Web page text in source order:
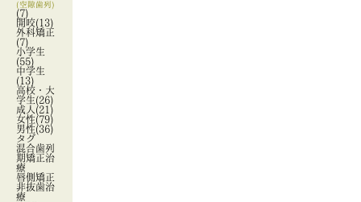
(空隙歯列)
(7)
開咬(13)
外科矯正
(7)
小学生
(55)
中学生
(13)
高校・大
学生(26)
成人 (21)
女性(79)
男性(36)
タグ
混合歯列
期矯正治
療
唇側矯正
非抜歯治
療